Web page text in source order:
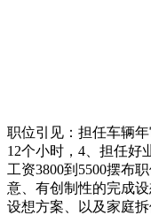
职位引见：担任车辆
12个小时，4、担任好
工资3800到5500摆布
意、有创制性的完成
设想方案、以及家庭